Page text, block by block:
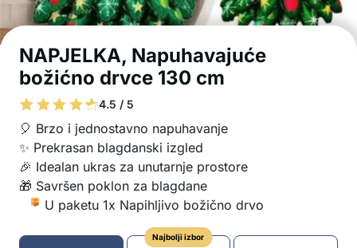
NAPJELKA, Napuhavajuće
božićno drvce 130 cm
4.5 / 5
🎈 Brzo i jednostavno napuhavanje
✨ Prekrasan blagdanski izgled
🎉 Idealan ukras za unutarnje prostore
🎁 Savršen poklon za blagdane
U paketu 1x Napihljivo božično drvo
Najbolji izbor